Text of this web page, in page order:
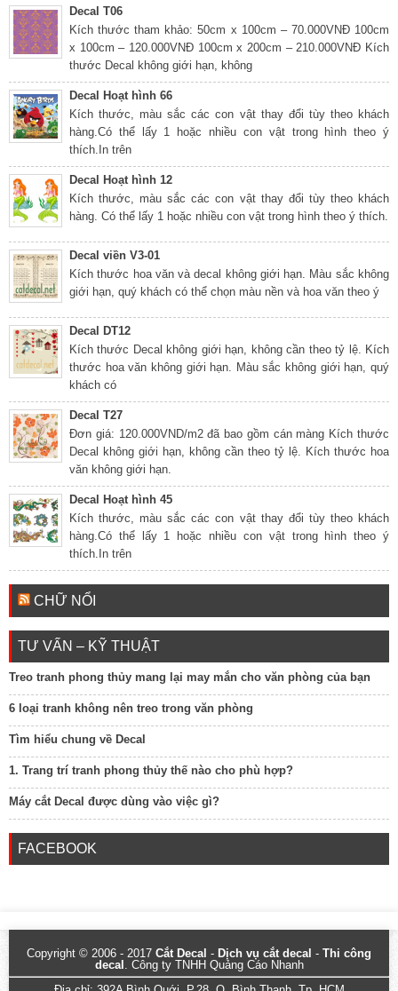
Decal T06
Kích thước tham khảo: 50cm x 100cm – 70.000VNĐ 100cm
x 100cm – 120.000VNĐ 100cm x 200cm – 210.000VNĐ Kích
thước Decal không giới hạn, không
Decal Hoạt hình 66
Kích thước, màu sắc các con vật thay đổi tùy theo khách
hàng.Có thể lấy 1 hoặc nhiều con vật trong hình theo ý
thích.In trên
Decal Hoạt hình 12
Kích thước, màu sắc các con vật thay đổi tùy theo khách
hàng. Có thể lấy 1 hoặc nhiều con vật trong hình theo ý thích.
Decal viền V3-01
Kích thước hoa văn và decal không giới hạn. Màu sắc không
giới hạn, quý khách có thể chọn màu nền và hoa văn theo ý
Decal DT12
Kích thước Decal không giới hạn, không cần theo tỷ lệ. Kích
thước hoa văn không giới hạn. Màu sắc không giới hạn, quý
khách có
Decal T27
Đơn giá: 120.000VND/m2 đã bao gồm cán màng Kích thước
Decal không giới hạn, không cần theo tỷ lệ. Kích thước hoa
văn không giới hạn.
Decal Hoạt hình 45
Kích thước, màu sắc các con vật thay đổi tùy theo khách
hàng.Có thể lấy 1 hoặc nhiều con vật trong hình theo ý
thích.In trên
CHỮ NỔI
TƯ VẤN – KỸ THUẬT
Treo tranh phong thủy mang lại may mắn cho văn phòng của bạn
6 loại tranh không nên treo trong văn phòng
Tìm hiểu chung về Decal
1. Trang trí tranh phong thủy thế nào cho phù hợp?
Máy cắt Decal được dùng vào việc gì?
FACEBOOK
Copyright © 2006 - 2017 Cắt Decal - Dịch vụ cắt decal - Thi công
decal . Công ty TNHH Quảng Cáo Nhanh